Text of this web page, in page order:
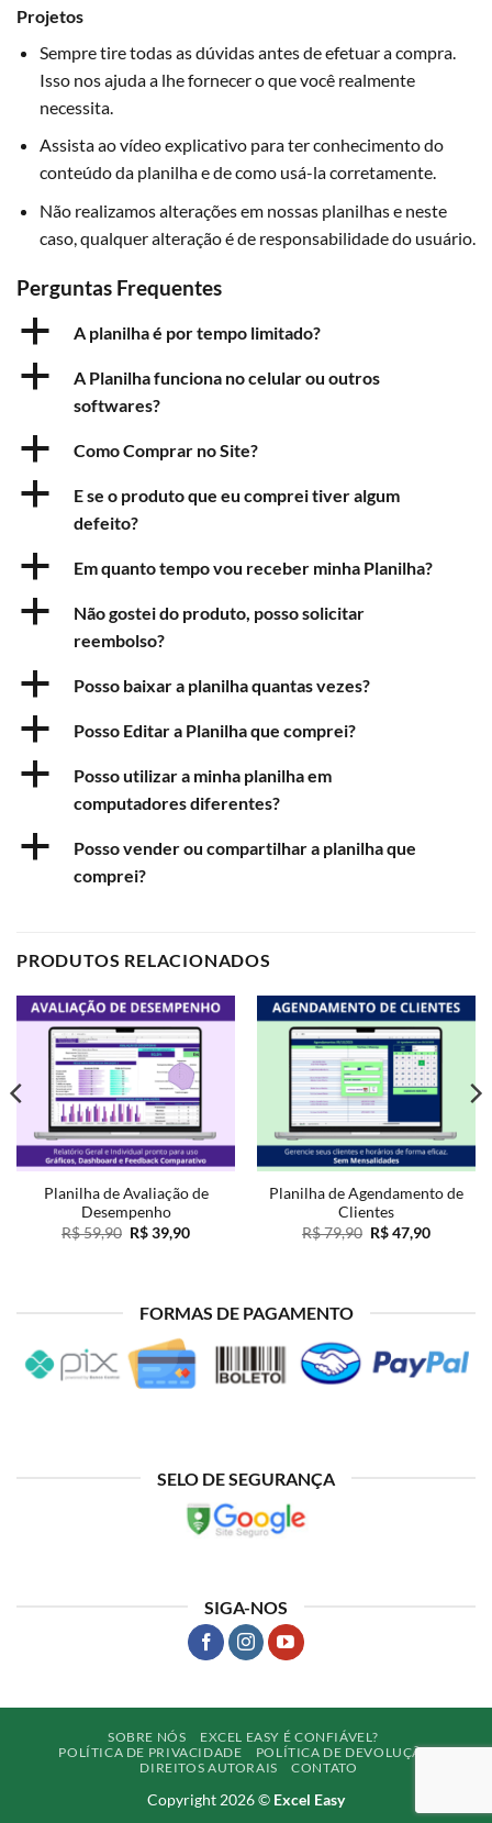
Projetos
Sempre tire todas as dúvidas antes de efetuar a compra.
Isso nos ajuda a lhe fornecer o que você realmente
necessita.
Assista ao vídeo explicativo para ter conhecimento do
conteúdo da planilha e de como usá-la corretamente.
Não realizamos alterações em nossas planilhas e neste
caso, qualquer alteração é de responsabilidade do usuário.
Perguntas Frequentes
a A planilha é por tempo limitado?
a
A Planilha funciona no celular ou outros
softwares?
a Como Comprar no Site?
a
E se o produto que eu comprei tiver algum
defeito?
a Em quanto tempo vou receber minha Planilha?
a
Não gostei do produto, posso solicitar
reembolso?
a Posso baixar a planilha quantas vezes?
a Posso Editar a Planilha que comprei?
a
Posso utilizar a minha planilha em
computadores diferentes?
a
Posso vender ou compartilhar a planilha que
comprei?
PRODUTOS RELACIONADOS
Planilha de Avaliação de
Desempenho
R$59,90 O
R$39,90O
Planilha de Agendamento de
Clientes
R$79,90 O
R$47,90O
FORMAS DE PAGAMENTO
SELO DE SEGURANÇA
SIGA-NOS
SOBRE NÓS
EXCEL EASY É CONFIÁVEL?
POLÍTICA DE PRIVACIDADE
POLÍTICA DE DEVOLUÇÃO
DIREITOS AUTORAIS
CONTATO
Copyright 2026 © Excel Easy